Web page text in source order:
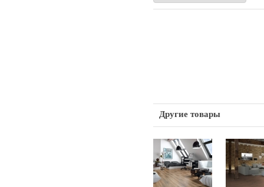
Другие товары